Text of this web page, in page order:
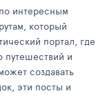
интересным
который
портал, где
и
создавать
эти посты и